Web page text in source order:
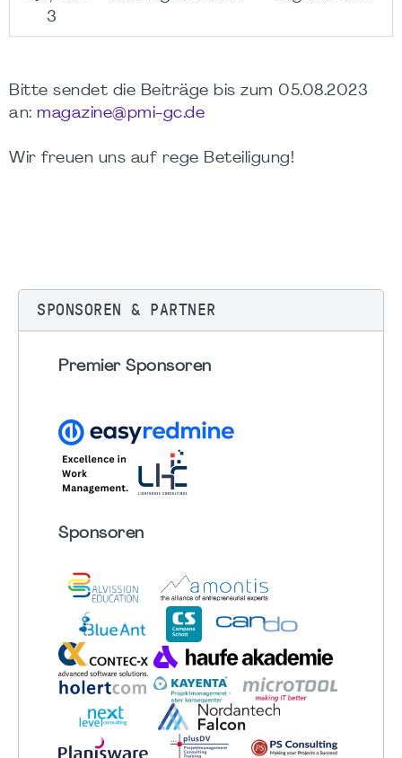
3
Bitte sendet die Beiträge bis zum 05.08.2023
an: magazine@pmi-gc.de
Wir freuen uns auf rege Beteiligung!
SPONSOREN & PARTNER
Premier Sponsoren
Sponsoren